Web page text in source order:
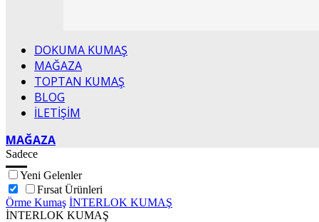
DOKUMA KUMAŞ
MAĞAZA
TOPTAN KUMAŞ
BLOG
İLETİŞİM
MAĞAZA
Sadece
Yeni Gelenler
Fırsat Ürünleri
Örme Kumaş İNTERLOK KUMAŞ
İNTERLOK KUMAŞ